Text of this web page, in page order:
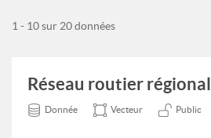
1 - 10 sur 20 données
Réseau routier régional
Donnée Vecteur Public